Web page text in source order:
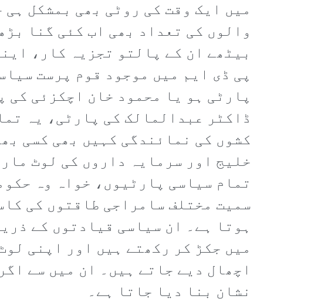
میں ایک وقت کی روٹی بھی بمشکل
والوں کی تعداد بھی اب کئی گنا
بیٹھے ان کے پالتو تجزیہ کار،
پی ڈی ایم میں موجود قوم پرست
پارٹی ہو یا محمود خان اچکزئی
ڈاکٹر عبدالمالک کی پارٹی، یہ
کشوں کی نمائندگی کہیں بھی کسی
خلیج اور سرمایہ داروں کی لوٹ
تمام سیاسی پارٹیوں، خواہ وہ
سمیت مختلف سامراجی طاقتوں کی
ہوتا ہے۔ ان سیاسی قیادتوں کے
میں جکڑ کر رکھتے ہیں اور اپنی
اچھال دیے جاتے ہیں۔ ان میں سے
نشان بنا دیا جاتا ہے۔